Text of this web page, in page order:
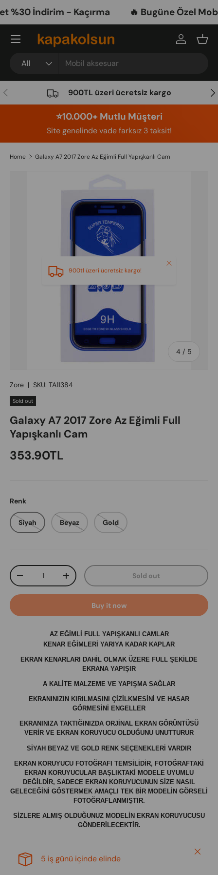
Skip to content
İndirim - Kaçırma 🔥 Bugüne Özel
All
Log in
Menu
Previous 900TL üzeri ücretsiz kargo
⭐️10.000+ Mutlu Müşteri
Site genelinde vade farksız 3 taksit!
Home Galaxy A7 2017 Zore Az Eğimli Full Yapışkanlı Cam
4 / of
5
900tl üzeri ücretsiz kargo!
Close
Zore | SKU: TA11384
Sold out
Galaxy A7 2017 Zore Az Eğimli Full
Yapışkanlı Cam
Regular price
353.90TL
Renk
Siyah Beyaz Gold
Qty
Decrease quantityIncrease quantity Sold out
Buy it now
AZ EĞİMLİ FULL YAPIŞKANLI CAMLAR
KENAR EĞİMLERİ YARIYA KADAR KAPLAR
EKRAN KENARLARI DAHİL OLMAK ÜZERE FULL ŞEKİLDE
EKRANA YAPIŞIR
A KALİTE MALZEME VE YAPIŞMA SAĞLAR
EKRANINIZIN KIRILMASINI ÇİZİLKMESİNİ VE HASAR
GÖRMESİNİ ENGELLER
EKRANINIZA TAKTIĞINIZDA ORJİNAL EKRAN GÖRÜNTÜSÜ
VERİR VE EKRAN KORUYUCU OLDUĞUNU UNUTTURUR
SİYAH BEYAZ VE GOLD RENK SEÇENEKLERİ VARDIR
EKRAN KORUYUCU FOTOĞRAFI TEMSİLİDİR, FOTOĞRAFTAKİ
EKRAN KORUYUCULAR BAŞLIKTAKİ MODELE UYUMLU
DEĞİLDİR, SADECE EKRAN KORUYUCUNUN SİZE NASIL
GELECEĞİNİ GÖSTERMEK AMAÇLI TEK BİR MODELİN GÖRSELİ
FOTOĞRAFLANMIŞTIR.
SİZLERE ALMIŞ OLDUĞUNUZ MODELİN EKRAN KORUYUCUSU
GÖNDERİLECEKTİR.
5 iş günü içinde elinde
Close